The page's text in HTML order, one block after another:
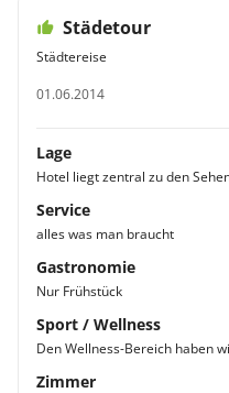
Städetour
Städtereise
01.06.2014
Lage
Hotel liegt zentral zu den
Service
alles was man braucht
Gastronomie
Nur Frühstück
Sport / Wellness
Den Wellness-Bereich haben
Zimmer